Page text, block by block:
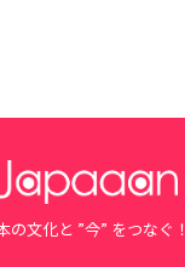
の文化と ”今” をつなぐ！